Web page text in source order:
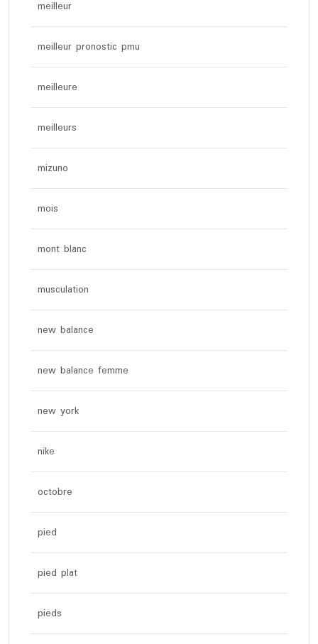
meilleur
meilleur pronostic pmu
meilleure
meilleurs
mizuno
mois
mont blanc
musculation
new balance
new balance femme
new york
nike
octobre
pied
pied plat
pieds